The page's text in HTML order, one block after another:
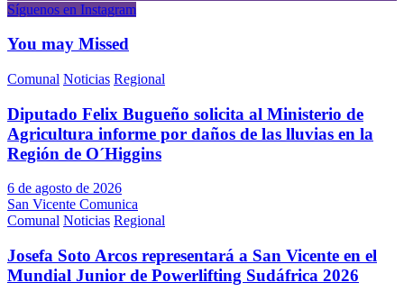
Síguenos en Instagram
You may Missed
Comunal Noticias Regional
Diputado Felix Bugueño solicita al Ministerio de
Agricultura informe por daños de las lluvias en la
Región de O´Higgins
6 de agosto de 2026
San Vicente Comunica
Comunal Noticias Regional
Josefa Soto Arcos representará a San Vicente en el
Mundial Junior de Powerlifting Sudáfrica 2026